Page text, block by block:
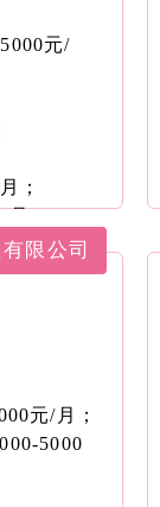
元/
；
/月；
限公司
元/月；
5000